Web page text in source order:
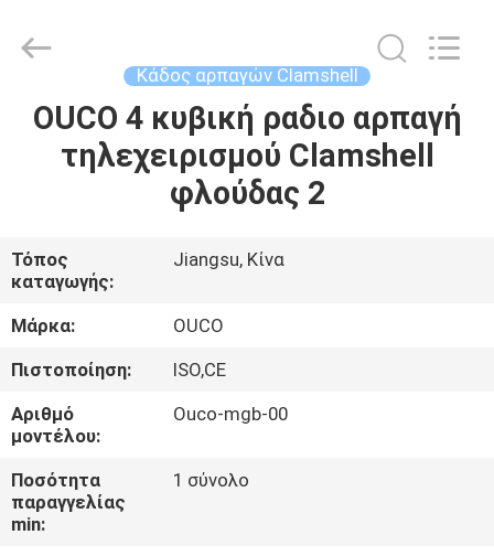
ΣΠΊΤΙ
ΒΊΝΤΕΟ
ΕΜΦΆΝΙΣΗ
VR
ΣΧΕΤΙΚΆ
ΜΕ
ΕΜΆΣ
GROUP
Reserved.
Κάδος αρπαγών Clamshell
OUCO 4 κυβική ραδιο αρπαγή
τηλεχειρισμού Clamshell
φλούδας 2
Τόπος
καταγωγής:
Jiangsu, Κίνα
Μάρκα:
OUCO
Πιστοποίηση:
ISO,CE
Αριθμό
μοντέλου:
Ouco-mgb-00
Ποσότητα
παραγγελίας
min:
1 σύνολο